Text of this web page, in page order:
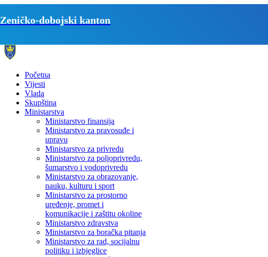
Zeničko-dobojski kanton
Početna
Vijesti
Vlada
Skupština
Ministarstva
Ministarstvo finansija
Ministarstvo za pravosuđe i
upravu
Ministarstvo za privredu
Ministarstvo za poljoprivredu,
šumarstvo i vodoprivredu
Ministarstvo za obrazovanje,
nauku, kulturu i sport
Ministarstvo za prostorno
uređenje, promet i
komunikacije i zaštitu okoline
Ministarstvo zdravstva
Ministarstvo za boračka pitanja
Ministarstvo za rad, socijalnu
politiku i izbjeglice